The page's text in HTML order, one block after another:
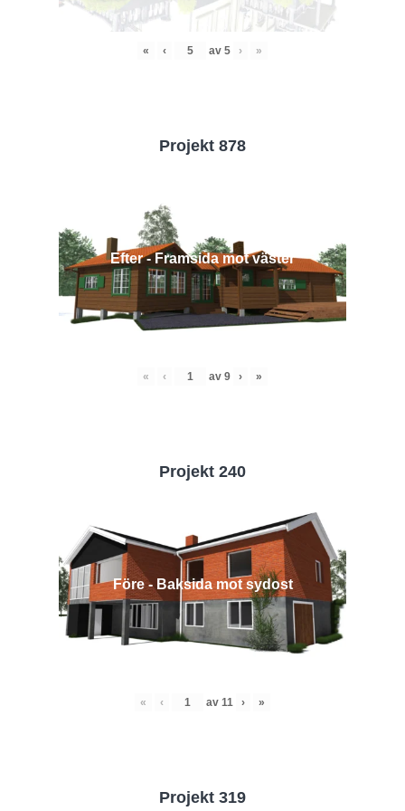
« ‹ av 5 › »
Projekt 878
Efter - Framsida mot väster
« ‹ av 9 › »
Projekt 240
Före - Baksida mot sydost
« ‹ av 11 › »
Projekt 319